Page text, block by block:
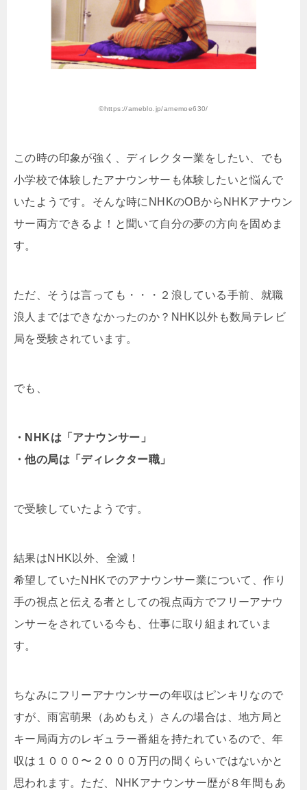
©️https://ameblo.jp/amemoe630/
この時の印象が強く、ディレクター業をしたい、でも
小学校で体験したアナウンサーも体験したいと悩んで
いたようです。そんな時にNHKのOBからNHKアナウン
サー両方できるよ！と聞いて自分の夢の方向を固めま
す。
ただ、そうは言っても・・・２浪している手前、就職
浪人まではできなかったのか？NHK以外も数局テレビ
局を受験されています。
でも、
・NHKは「アナウンサー」
・他の局は「ディレクター職」
で受験していたようです。
結果はNHK以外、全滅！
希望していたNHKでのアナウンサー業について、作り
手の視点と伝える者としての視点両方でフリーアナウ
ンサーをされている今も、仕事に取り組まれていま
す。
ちなみにフリーアナウンサーの年収はピンキリなので
すが、雨宮萌果（あめもえ）さんの場合は、地方局と
キー局両方のレギュラー番組を持たれているので、年
収は１０００〜２０００万円の間くらいではないかと
思われます。ただ、NHKアナウンサー歴が８年間もあ